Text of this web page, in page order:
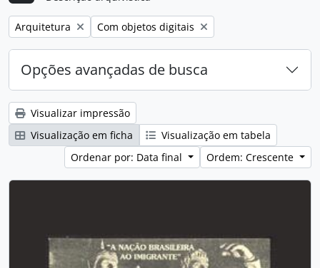
Remover filtro:
Arquitetura Remover filtro:
Com objetos digitais
Opções avançadas de busca
Visualizar impressão
Visualização em ficha
Visualização em tabela
Ordenar por: Data final
Ordem: Crescente